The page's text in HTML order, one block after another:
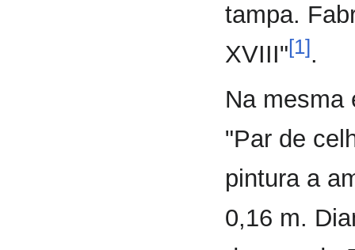
tampa.
XVIII"[1].
Na mesma
"Par de
pintura a
0,16 m.